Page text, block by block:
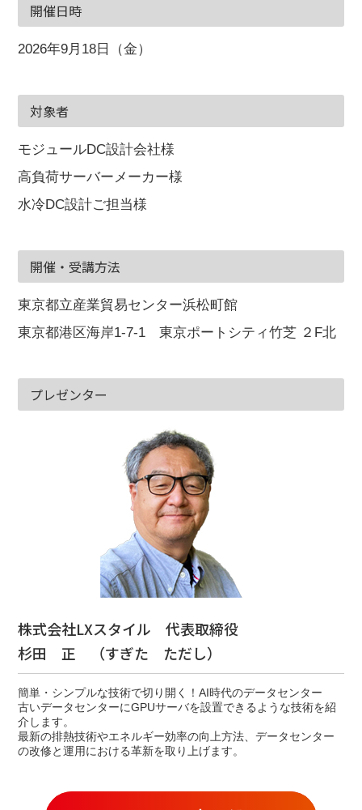
開催日時
2026年9月18日（金）
対象者
モジュールDC設計会社様
高負荷サーバーメーカー様
水冷DC設計ご担当様
開催・受講方法
東京都立産業貿易センター浜松町館
東京都港区海岸1-7-1 東京ポートシティ竹芝 ２F北
プレゼンター
株式会社LXスタイル 代表取締役
杉田 正 （すぎた ただし）
簡単・シンプルな技術で切り開く！AI時代のデータセンター
古いデータセンターにGPUサーバを設置できるような技術を紹
介します。
最新の排熱技術やエネルギー効率の向上方法、データセンター
の改修と運用における革新を取り上げます。